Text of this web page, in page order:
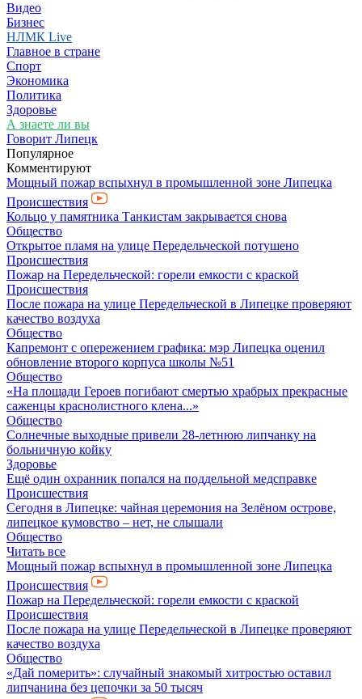
Видео
Бизнес
НЛМК Live
Главное в стране
Спорт
Экономика
Политика
Здоровье
А знаете ли вы
Говорит Липецк
Популярное
Комментируют
Мощный пожар вспыхнул в промышленной зоне Липецка
Происшествия
Кольцо у памятника Танкистам закрывается снова
Общество
Открытое пламя на улице Передельческой потушено
Происшествия
Пожар на Передельческой: горели емкости с краской
Происшествия
После пожара на улице Передельческой в Липецке проверяют
качество воздуха
Общество
Капремонт с опережением графика: мэр Липецка оценил
обновление второго корпуса школы №51
Общество
«На площади Героев погибают смертью храбрых прекрасные
саженцы краснолистного клена...»
Общество
Солнечные выходные привели 28-летнюю липчанку на
больничную койку
Здоровье
Ещё один охранник попался на поддельной медсправке
Происшествия
Сегодня в Липецке: чайная церемония на Зелёном острове,
липецкое кумовство – нет, не слышали
Общество
Читать все
Мощный пожар вспыхнул в промышленной зоне Липецка
Происшествия
Пожар на Передельческой: горели емкости с краской
Происшествия
После пожара на улице Передельческой в Липецке проверяют
качество воздуха
Общество
«Дай померить»: случайный знакомый хитростью оставил
липчанина без цепочки за 50 тысяч